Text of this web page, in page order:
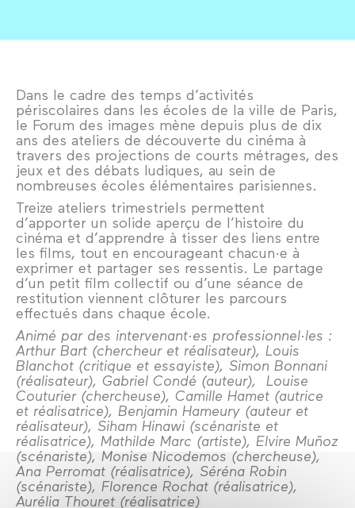
Dans le cadre des temps d’activités
périscolaires dans les écoles de la ville de Paris,
le Forum des images mène depuis plus de dix
ans des ateliers de découverte du cinéma à
travers des projections de courts métrages, des
jeux et des débats ludiques, au sein de
nombreuses écoles élémentaires parisiennes.
Treize ateliers trimestriels permettent
d’apporter un solide aperçu de l’histoire du
cinéma et d’apprendre à tisser des liens entre
les films, tout en encourageant chacun·e à
exprimer et partager ses ressentis. Le partage
d’un petit film collectif ou d’une séance de
restitution viennent clôturer les parcours
effectués dans chaque école.
Animé par des intervenant·es professionnel·les :
Arthur Bart (chercheur et réalisateur), Louis
Blanchot (critique et essayiste), Simon Bonnani
(réalisateur), Gabriel Condé (auteur), Louise
Couturier (chercheuse), Camille Hamet (autrice
et réalisatrice), Benjamin Hameury (auteur et
réalisateur), Siham Hinawi (scénariste et
réalisatrice), Mathilde Marc (artiste), Elvire Muñoz
(scénariste), Monise Nicodemos (chercheuse),
Ana Perromat (réalisatrice), Séréna Robin
(scénariste), Florence Rochat (réalisatrice),
Aurélia Thouret (réalisatrice)